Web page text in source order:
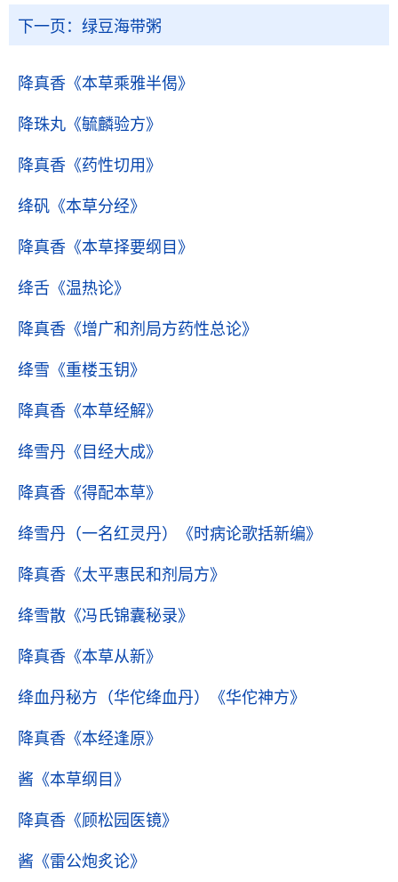
下一页： 绿豆海带粥
降真香 《本草乘雅半偈》
降珠丸 《毓麟验方》
降真香 《药性切用》
绛矾 《本草分经》
降真香 《本草择要纲目》
绛舌 《温热论》
降真香 《增广和剂局方药性总论》
绛雪 《重楼玉钥》
降真香 《本草经解》
绛雪丹 《目经大成》
降真香 《得配本草》
绛雪丹（一名红灵丹） 《时病论歌括新编》
降真香 《太平惠民和剂局方》
绛雪散 《冯氏锦囊秘录》
降真香 《本草从新》
绛血丹秘方（华佗绛血丹） 《华佗神方》
降真香 《本经逢原》
酱 《本草纲目》
降真香 《顾松园医镜》
酱 《雷公炮炙论》